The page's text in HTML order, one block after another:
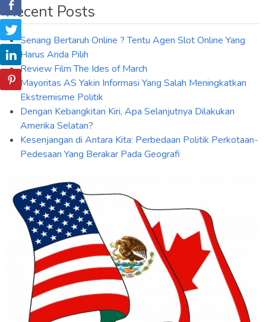
Recent Posts
Senang Bertaruh Online ? Tentu Agen Slot Online Yang
Harus Anda Pilih
Review Film The Ides of March
Mayoritas AS Yakin Informasi Yang Salah Meningkatkan
Ekstremisme Politik
Dengan Kebangkitan Kiri, Apa Selanjutnya Dilakukan
Amerika Selatan?
Kesenjangan di Antara Kita: Perbedaan Politik Perkotaan-
Pedesaan Yang Berakar Pada Geografi